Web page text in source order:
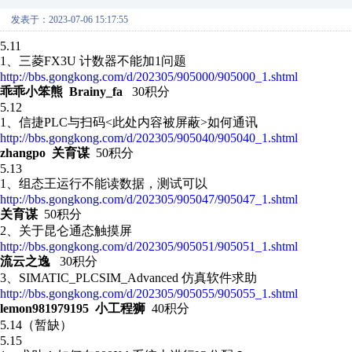
发表于：2023-07-06 15:17:55
5.11
1、 三菱FX3U 计数器不能加1问题
http://bbs.gongkong.com/d/202305/905000/905000_1.shtml
乖乖小笨熊 Brainy_fa
30积分
5.12
1、信捷PLC与扫码<此处内容被屏蔽>如何通讯
http://bbs.gongkong.com/d/202305/905040/905040_1.shtml
zhangpo 关育谋 50积分
5.13
1、 组态王运行不能读数据，测试可以
http://bbs.gongkong.com/d/202305/905047/905047_1.shtml
关育谋50积分
2、关于昆仑通态触摸屏
http://bbs.gongkong.com/d/202305/905051/905051_1.shtml
流云之逸 30积分
3、SIMATIC_PLCSIM_Advanced 仿真软件求助
http://bbs.gongkong.com/d/202305/905055/905055_1.shtml
lemon981979195 小工程狮 40积分
5.14（暂缺）
5.15